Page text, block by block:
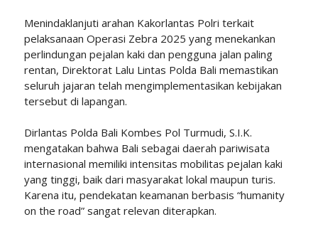
Menindaklanjuti arahan Kakorlantas Polri terkait
pelaksanaan Operasi Zebra 2025 yang menekankan
perlindungan pejalan kaki dan pengguna jalan paling
rentan, Direktorat Lalu Lintas Polda Bali memastikan
seluruh jajaran telah mengimplementasikan kebijakan
tersebut di lapangan.
Dirlantas Polda Bali Kombes Pol Turmudi, S.I.K.
mengatakan bahwa Bali sebagai daerah pariwisata
internasional memiliki intensitas mobilitas pejalan kaki
yang tinggi, baik dari masyarakat lokal maupun turis.
Karena itu, pendekatan keamanan berbasis “humanity
on the road” sangat relevan diterapkan.